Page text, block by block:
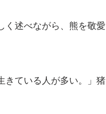
く述べながら、熊を敬愛
きている人が多い。」猪